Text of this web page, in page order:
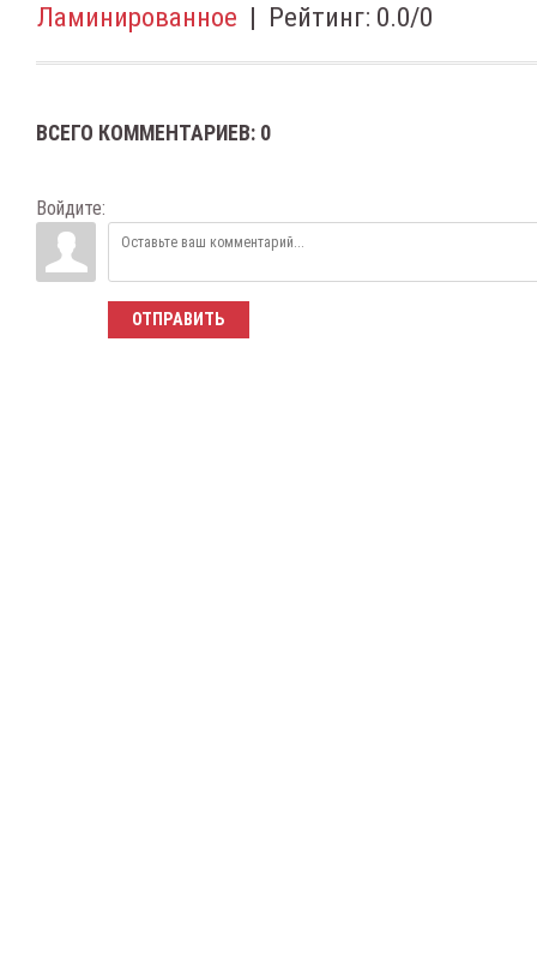
Ламинированное | Рейтинг: 0.0/0
ВСЕГО КОММЕНТАРИЕВ: 0
Войдите:
ОТПРАВИТЬ